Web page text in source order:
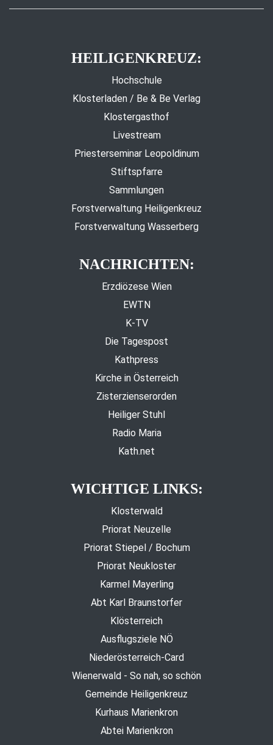
HEILIGENKREUZ:
Hochschule
Klosterladen / Be & Be Verlag
Klostergasthof
Livestream
Priesterseminar Leopoldinum
Stiftspfarre
Sammlungen
Forstverwaltung Heiligenkreuz
Forstverwaltung Wasserberg
NACHRICHTEN:
Erzdiözese Wien
EWTN
K-TV
Die Tagespost
Kathpress
Kirche in Österreich
Zisterzienserorden
Heiliger Stuhl
Radio Maria
Kath.net
WICHTIGE LINKS:
Klosterwald
Priorat Neuzelle
Priorat Stiepel / Bochum
Priorat Neukloster
Karmel Mayerling
Abt Karl Braunstorfer
Klösterreich
Ausflugsziele NÖ
Niederösterreich-Card
Wienerwald - So nah, so schön
Gemeinde Heiligenkreuz
Kurhaus Marienkron
Abtei Marienkron